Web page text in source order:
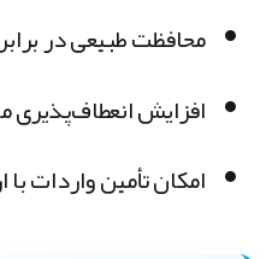
محافظت طبیعی در برابر
افزایش انعطاف‌پذیری مالی
امکان تأمین واردات با